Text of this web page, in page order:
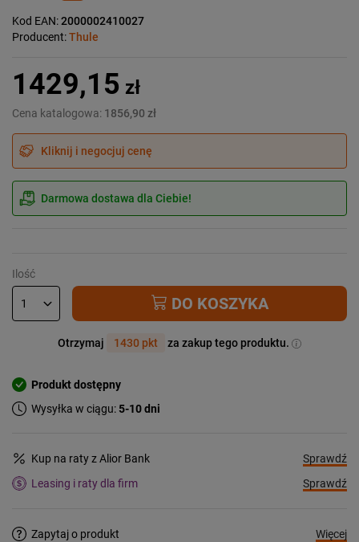
Kod EAN:2000002410027
Producent:Thule
1429,15 zł
Cena katalogowa: 1856,90 zł
Kliknij i negocjuj cenę
Darmowa dostawa dla Ciebie!
Ilość
DO KOSZYKA
Otrzymaj 1430 pkt za zakup tego produktu.
Produkt dostępny
Wysyłka w ciągu:5-10 dni
Kup na raty z Alior Bank
Sprawdź
Leasing i raty dla firm
Sprawdź
Zapytaj o produkt
Więcej